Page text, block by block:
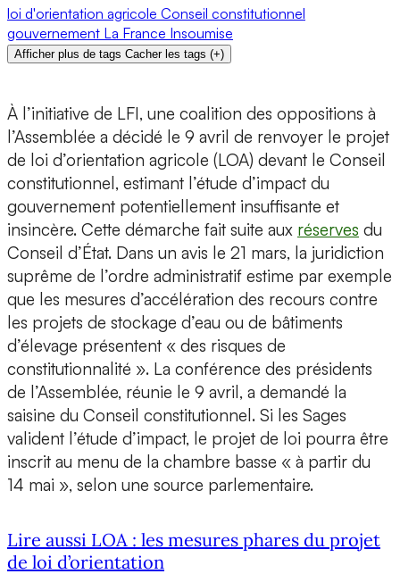
loi d'orientation agricole Conseil constitutionnel
gouvernement La France Insoumise
Afficher plus de tags Cacher les tags (+)
À l’initiative de LFI, une coalition des oppositions à
l’Assemblée a décidé le 9 avril de renvoyer le projet
de loi d’orientation agricole (LOA) devant le Conseil
constitutionnel, estimant l’étude d’impact du
gouvernement potentiellement insuffisante et
insincère. Cette démarche fait suite aux réserves du
Conseil d’État. Dans un avis le 21 mars, la juridiction
suprême de l’ordre administratif estime par exemple
que les mesures d’accélération des recours contre
les projets de stockage d’eau ou de bâtiments
d’élevage présentent « des risques de
constitutionnalité ». La conférence des présidents
de l’Assemblée, réunie le 9 avril, a demandé la
saisine du Conseil constitutionnel. Si les Sages
valident l’étude d’impact, le projet de loi pourra être
inscrit au menu de la chambre basse « à partir du
14 mai », selon une source parlementaire.
Lire aussi LOA : les mesures phares du projet
de loi d’orientation